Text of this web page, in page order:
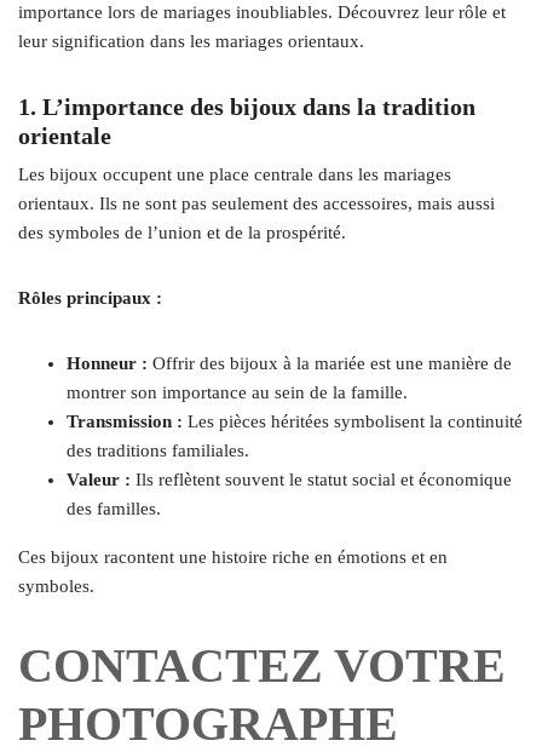
importance lors de mariages inoubliables. Découvrez leur rôle et
leur signification dans les mariages orientaux.
1. L’importance des bijoux dans la tradition
orientale
Les bijoux occupent une place centrale dans les mariages
orientaux. Ils ne sont pas seulement des accessoires, mais aussi
des symboles de l’union et de la prospérité.
Rôles principaux :
Honneur : Offrir des bijoux à la mariée est une manière de
montrer son importance au sein de la famille.
Transmission : Les pièces héritées symbolisent la continuité
des traditions familiales.
Valeur : Ils reflètent souvent le statut social et économique
des familles.
Ces bijoux racontent une histoire riche en émotions et en
symboles.
CONTACTEZ VOTRE
PHOTOGRAPHE